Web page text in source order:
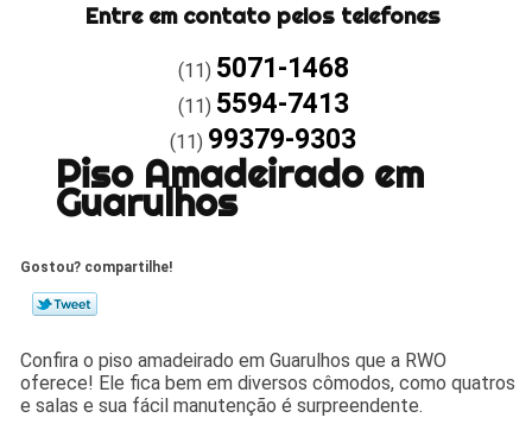
Entre em contato pelos telefones
(11) 5071-1468
(11) 5594-7413
(11) 99379-9303
Piso Amadeirado em
Guarulhos
Gostou? compartilhe!
Confira o piso amadeirado em Guarulhos que a RWO
oferece! Ele fica bem em diversos cômodos, como quatros
e salas e sua fácil manutenção é surpreendente.